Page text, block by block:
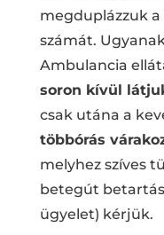
megduplázzuk
számát.
Ambulancia
soron kívül
csak utána a
többórás
melyhez szíves
betegút
ügyelet) kérjük.